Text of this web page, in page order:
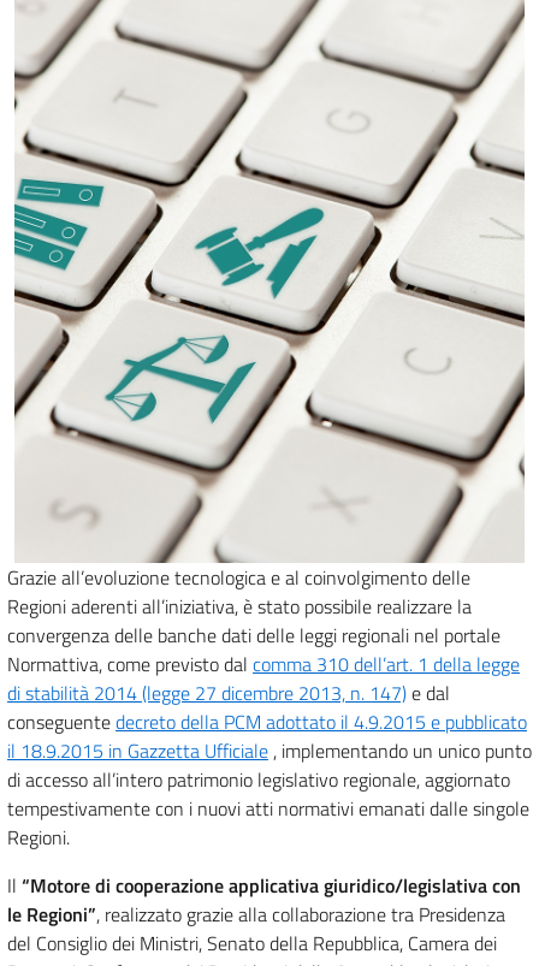
Grazie all’evoluzione tecnologica e al coinvolgimento delle
Regioni aderenti all’iniziativa, è stato possibile realizzare la
convergenza delle banche dati delle leggi regionali nel portale
Normattiva, come previsto dal comma 310 dell’art. 1 della legge
di stabilità 2014 (legge 27 dicembre 2013, n. 147)e dal
conseguentedecreto della PCM adottato il 4.9.2015 e pubblicato
il 18.9.2015 in Gazzetta Ufficiale , implementando un unico punto
di accesso all’intero patrimonio legislativo regionale, aggiornato
tempestivamente con i nuovi atti normativi emanati dalle singole
Regioni.
Il “Motore di cooperazione applicativa giuridico/legislativa con
le Regioni”, realizzato grazie alla collaborazione tra Presidenza
del Consiglio dei Ministri, Senato della Repubblica, Camera dei